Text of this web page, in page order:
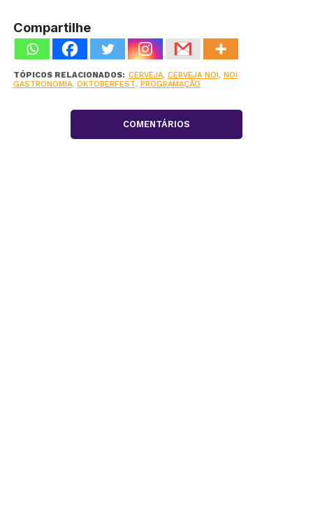
Compartilhe
TÓPICOS RELACIONADOS: CERVEJA, CERVEJA NOI , NOI
GASTRONOMIA, OKTOBERFEST, PROGRAMAÇÃO
COMENTÁRIOS